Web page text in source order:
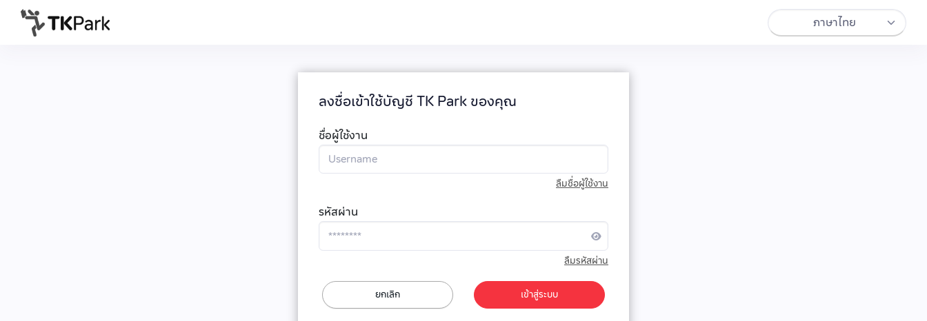
ลงชื่อเข้าใช้บัญชี TK Park ของคุณ
ชื่อผู้ใช้งาน
ลืมชื่อผู้ใช้งาน
รหัสผ่าน
ลืมรหัสผ่าน
เข้าสู่ระบบ
ยกเลิก